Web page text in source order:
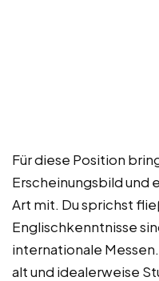
Für diese Position
Erscheinungsbild und
Art mit. Du sprichst
Englischkenntnisse
internationale
alt und idealerweise